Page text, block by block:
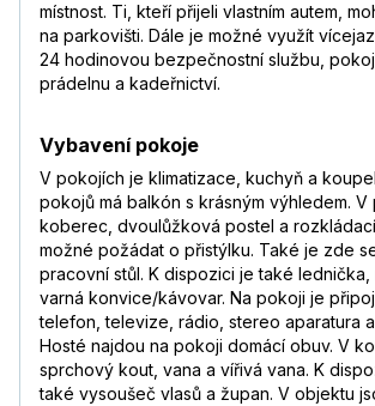
místnost. Ti, kteří přijeli vlastním autem,
na parkovišti. Dále je možné využít
24 hodinovou bezpečnostní službu,
prádelnu a kadeřnictví.
Vybavení pokoje
V pokojích je klimatizace, kuchyň a
pokojů má balkón s krásným výhledem. V
koberec, dvoulůžková postel a
možné požádat o přistýlku. Také je zde
pracovní stůl. K dispozici je také lednička,
varná konvice/kávovar. Na pokoji je
telefon, televize, rádio, stereo aparatura
Hosté najdou na pokoji domácí obuv. V
sprchový kout, vana a vířivá vana. K
také vysoušeč vlasů a župan. V objektu